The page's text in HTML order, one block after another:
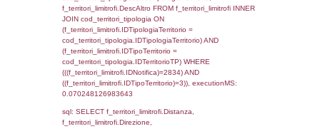
sql: SELECT cod_ipa_aoo.des_amm,
d1_controlli.UntAmmTerr,
d1_controlli.Regione, d1_controlli.Provincia,
d1_controlli.Comune, d1_controlli.Via,
d1_controlli.Email, d1_controlli.Pec FROM
d1_controlli.UntAmmTerr where